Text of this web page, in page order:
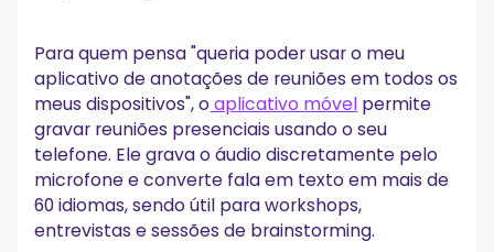
Para quem pensa "queria poder usar o meu
aplicativo de anotações de reuniões em todos os
meus dispositivos", oaplicativo móvel permite
gravar reuniões presenciais usando o seu
telefone. Ele grava o áudio discretamente pelo
microfone e converte fala em texto em mais de
60 idiomas, sendo útil para workshops,
entrevistas e sessões de brainstorming.